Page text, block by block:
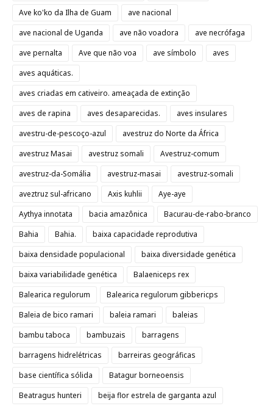
Ave ko'ko da Ilha de Guam
ave nacional
ave nacional de Uganda
ave não voadora
ave necrófaga
ave pernalta
Ave que não voa ave símbolo
aves
aves aquáticas.
aves criadas em cativeiro. ameaçada de extinção
aves de rapina
aves desaparecidas.
aves insulares
avestru-de-pescoço-azul
avestruz do Norte da África
avestruz Masai
avestruz somali
Avestruz-comum
avestruz-da-Somália
avestruz-masai
avestruz-somali
aveztruz sul-africano
Axis kuhlii
Aye-aye
Aythya innotata
bacia amazônica
Bacurau-de-rabo-branco
Bahia
Bahia.
baixa capacidade reprodutiva
baixa densidade populacional
baixa diversidade genética
baixa variabilidade genética
Balaeniceps rex
Balearica regulorum
Balearica regulorum gibbericps
Baleia de bico ramari
baleia ramari
baleias
bambu taboca
bambuzais
barragens
barragens hidrelétricas
barreiras geográficas
base científica sólida
Batagur borneoensis
Beatragus hunteri
beija flor estrela de garganta azul